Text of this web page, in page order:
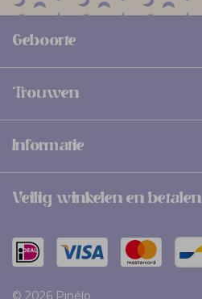
Geboorte
Trouwen
Informatie
Veilig winkelen en betalen
© 2026 Pinélo